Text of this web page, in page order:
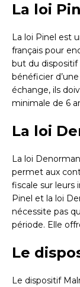
La loi
La loi Pinel est
français pour
but du
bénéficier
échange, ils
minimale de 6
La loi
La loi
permet aux
fiscale sur leurs
Pinel et la loi
nécessite pas
période. Elle
Le
Le dispositif